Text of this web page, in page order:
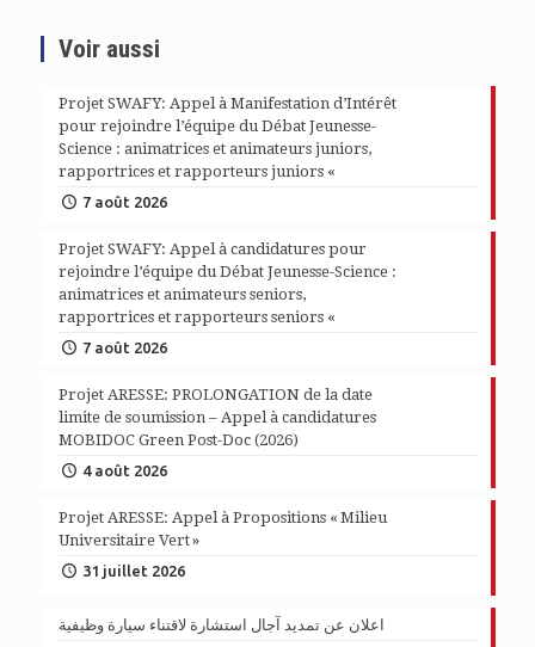
Voir aussi
Projet SWAFY: Appel à Manifestation d’Intérêt
pour rejoindre l’équipe du Débat Jeunesse-
Science : animatrices et animateurs juniors,
rapportrices et rapporteurs juniors «
7 août 2026
Projet SWAFY: Appel à candidatures pour
rejoindre l’équipe du Débat Jeunesse-Science :
animatrices et animateurs seniors,
rapportrices et rapporteurs seniors «
7 août 2026
Projet ARESSE: PROLONGATION de la date
limite de soumission – Appel à candidatures
MOBIDOC Green Post-Doc (2026)
4 août 2026
Projet ARESSE: Appel à Propositions « Milieu
Universitaire Vert »
31 juillet 2026
اعلان عن تمديد آجال استشارة لاقتناء سيارة وظيفية